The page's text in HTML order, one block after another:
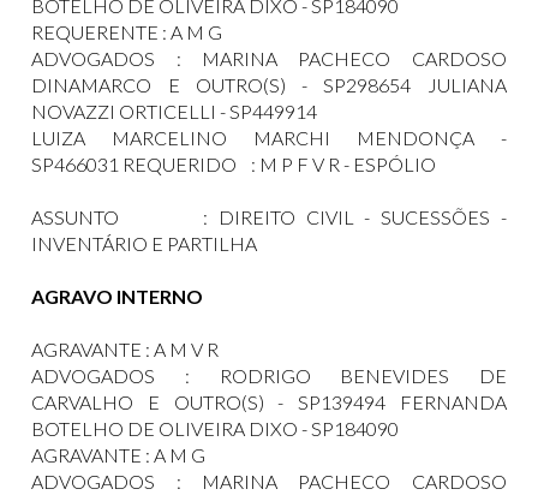
BOTELHO DE OLIVEIRA DIXO - SP184090
REQUERENTE : A M G
ADVOGADOS : MARINA PACHECO CARDOSO
DINAMARCO E OUTRO(S) - SP298654 JULIANA
NOVAZZI ORTICELLI - SP449914
LUIZA MARCELINO MARCHI MENDONÇA -
SP466031 REQUERIDO : M P F V R - ESPÓLIO
ASSUNTO : DIREITO CIVIL - SUCESSÕES -
INVENTÁRIO E PARTILHA
AGRAVO INTERNO
AGRAVANTE : A M V R
ADVOGADOS : RODRIGO BENEVIDES DE
CARVALHO E OUTRO(S) - SP139494 FERNANDA
BOTELHO DE OLIVEIRA DIXO - SP184090
AGRAVANTE : A M G
ADVOGADOS : MARINA PACHECO CARDOSO